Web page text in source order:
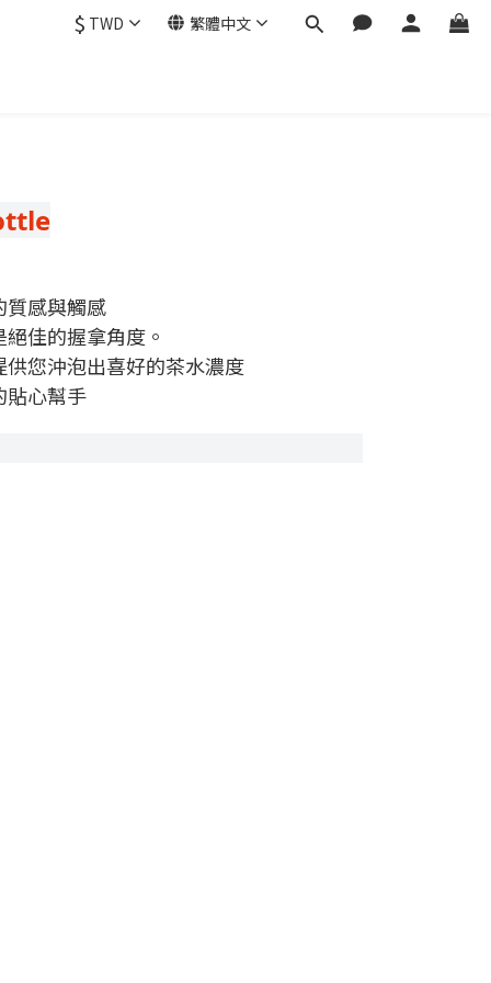
$ TWD 繁體中文
質感與觸感
佳的握拿角度。
您沖泡出喜好的茶水濃度
貼心幫手